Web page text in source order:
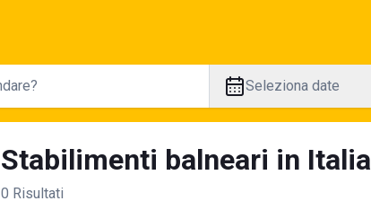
Seleziona date
Stabilimenti balneari in Italia
0 Risultati